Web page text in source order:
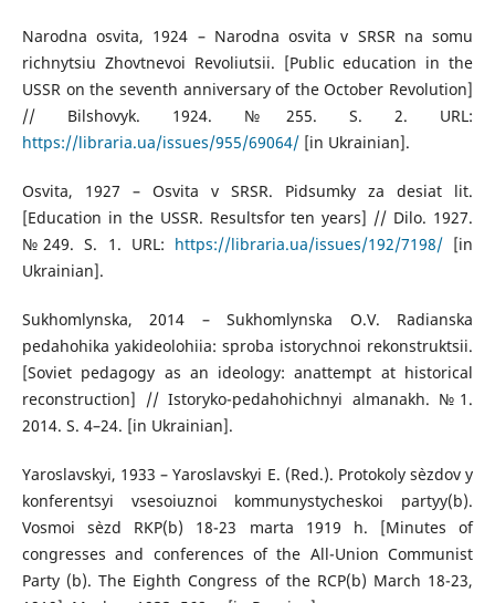
Narodna osvita, 1924 – Narodna osvita v SRSR na somu
richnytsiu Zhovtnevoi Revoliutsii. [Public education in the
USSR on the seventh anniversary of the October Revolution]
// Bilshovyk. 1924. №255. S. 2. URL:
https://libraria.ua/issues/955/69064/[in Ukrainian].
Osvita, 1927 – Osvita v SRSR. Pidsumky za desiat lit.
[Education in the USSR. Resultsfor ten years] // Dilo. 1927.
№249. S. 1. URL: https://libraria.ua/issues/192/7198/[in
Ukrainian].
Sukhomlynska, 2014 – Sukhomlynska O.V. Radianska
pedahohika yakideolohiia: sproba istorychnoi rekonstruktsii.
[Soviet pedagogy as an ideology: anattempt at historical
reconstruction] // Istoryko-pedahohichnyi almanakh. №1.
2014. S. 4–24. [in Ukrainian].
Yaroslavskyi, 1933 – Yaroslavskyi E. (Red.). Protokoly s`ezdov y
konferentsyi vsesoiuznoi kommunystycheskoi partyy(b).
Vosmoi s`ezd RKP(b) 18-23 marta 1919 h. [Minutes of
congresses and conferences of the All-Union Communist
Party (b). The Eighth Congress of the RCP(b) March 18-23,